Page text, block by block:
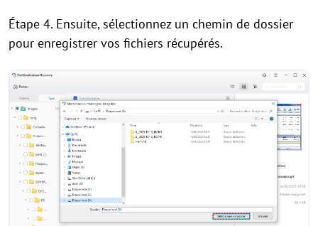
Étape 4. Ensuite, sélectionnez un chemin de dossier
pour enregistrer vos fichiers récupérés.